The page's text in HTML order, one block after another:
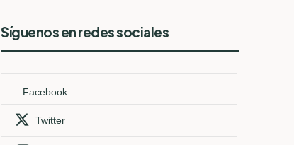
Síguenos en redes sociales
Facebook
Twitter